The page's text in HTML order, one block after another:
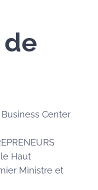
Business Center
le Haut
Ministre et